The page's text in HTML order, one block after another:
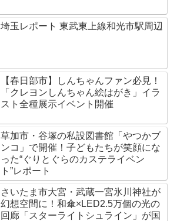
埼玉レポート 東武東上線和光市駅周辺
【春日部市】しんちゃんファン必見！
「クレヨンしんちゃん絵はがき」イラ
スト全種展示イベント開催
草加市・谷塚の私設図書館「やつかブ
ンコ」で開催！子どもたちが笑顔にな
った“ぐりとぐらのカステライベン
ト”レポート
さいたま市大宮・武蔵一宮氷川神社が
幻想空間に！和傘×LED2.5万個の光の
回廊「スターライトシュライン」が国